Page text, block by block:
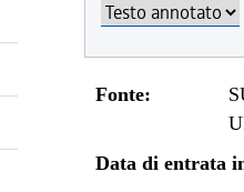
Fonte:
Data di entrata